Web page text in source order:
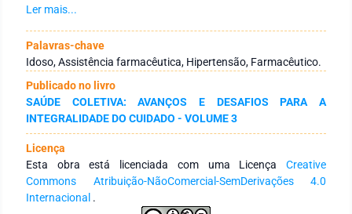
administrados pelos idosos, já que estes possuem pouco
utilização. O estudo tem como objetivo mostrar a importância
da Assistência Farmacêutica e o papel do Farmacêutico junto
aos idosos com hipertensão arterial sistêmica. Trata-se de
uma pesquisa de caráter bibliográfico, do tipo exploratório
quanto aos seus objetivos e de cunho qualitativo. A
hipertensão arterial é considerada uma doença silenciosa,
pois na maioria dos casos não apresenta nenhum sintoma,
no entanto, os altos níveis pressóricos podem causar fadiga,
palpitações, cefaleia e visão turva. É uma doença crônica não
transmissível, causada por múltiplos fatores, o que muitas
vezes tem como consequência um diagnóstico tardio. Sendo
Ler mais...
Palavras-chave
Idoso, Assistência farmacêutica, Hipertensão, Farmacêutico.
Publicado no livro
SAÚDE COLETIVA: AVANÇOS E DESAFIOS PARA A
INTEGRALIDADE DO CUIDADO - VOLUME 3
Licença
Esta obra está licenciada com uma Licença Creative
Commons Atribuição-NãoComercial-SemDerivações 4.0
Internacional .